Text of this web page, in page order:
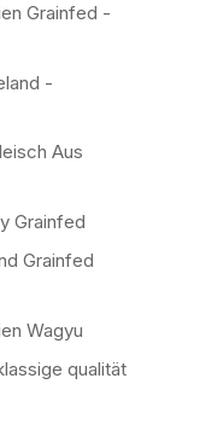
Grainfed -
-
Aus
Grainfed
Grainfed
Wagyu
qualität